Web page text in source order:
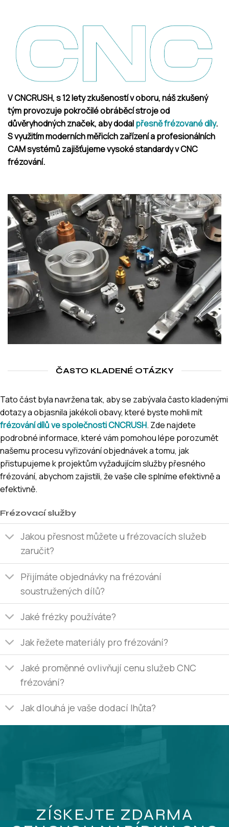
V CNCRUSH, s 12 lety zkušeností v oboru, náš zkušený
tým provozuje pokročilé obráběcí stroje od
důvěryhodných značek, aby dodalpřesně frézované díly.
S využitím moderních měřicích zařízení a profesionálních
CAM systémů zajišťujeme vysoké standardy v CNC
frézování.
ČASTO KLADENÉ OTÁZKY
Tato část byla navržena tak, aby se zabývala často kladenými
dotazy a objasnila jakékoli obavy, které byste mohli mít
frézování dílů ve společnosti CNCRUSH. Zde najdete
podrobné informace, které vám pomohou lépe porozumět
našemu procesu vyřizování objednávek a tomu, jak
přistupujeme k projektům vyžadujícím služby přesného
frézování, abychom zajistili, že vaše cíle splníme efektivně a
efektivně.
Frézovací služby
Jakou přesnost můžete u frézovacích služeb
zaručit?
Přijímáte objednávky na frézování
soustružených dílů?
Jaké frézky používáte?
Jak řežete materiály pro frézování?
Jaké proměnné ovlivňují cenu služeb CNC
frézování?
Jak dlouhá je vaše dodací lhůta?
ZÍSKEJTE ZDARMA